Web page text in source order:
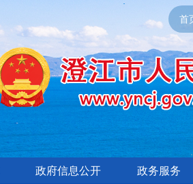
首
政府信息公开 政务服务